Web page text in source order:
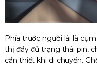
Phía trước người lái là
thị đầy đủ trạng thái pin,
cần thiết khi di chuyển.